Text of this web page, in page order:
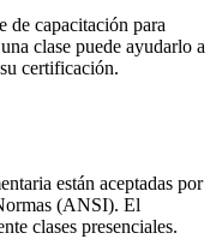
de capacitación para
clase puede ayudarlo a
certificación.
están aceptadas por
(ANSI). El
clases presenciales.